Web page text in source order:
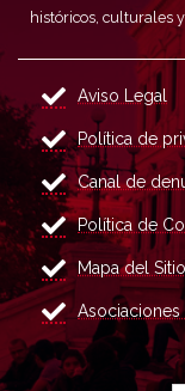
históricos, culturales y
Aviso Legal
Política de
Canal de
Política de
Mapa del Sitio